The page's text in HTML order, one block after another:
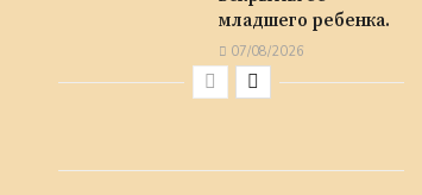
младшего ребенка.
07/08/2026